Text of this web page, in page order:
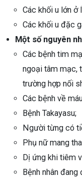
Các khối u lớn ở
Các khối u đặc
Một số nguyên
Các bệnh tim
ngoại tâm mạc,
trường hợp nối
Các bệnh về
Bệnh Takayasu;
Người từng có
Phụ nữ mang
Dị ứng khi tiêm
Bệnh nhân